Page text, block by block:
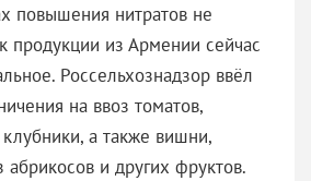
повышения нитратов не
продукции из Армении сейчас
Россельхознадзор ввёл
на ввоз томатов,
а также вишни,
и других фруктов.